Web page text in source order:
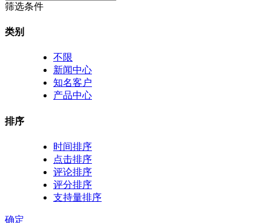
筛选条件
类别
不限
新闻中心
知名客户
产品中心
排序
时间排序
点击排序
评论排序
评分排序
支持量排序
确定